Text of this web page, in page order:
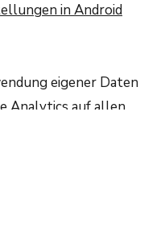
in Android
eigener Daten
Analytics auf allen